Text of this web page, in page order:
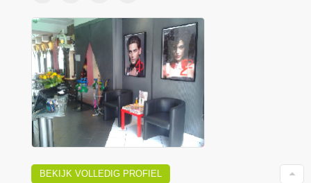
BEKIJK VOLLEDIG PROFIEL